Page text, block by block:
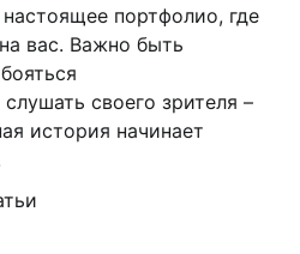
портфолио, где
вас. Важно быть
своего зрителя –
история начинает